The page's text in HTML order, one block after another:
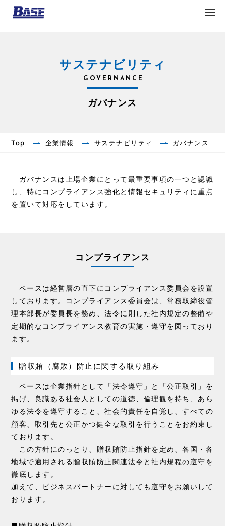
サステナビリティ
GOVERNANCE
ガバナンス
Top 企業情報 サステナビリティ ガバナンス
ガバナンスは上場企業にとって最重要事項の一つと認識
し、特にコンプライアンス強化と情報セキュリティに重点
を置いて対応をしています。
コンプライアンス
ベースは経営層の直下にコンプライアンス委員会を設置
しております。コンプライアンス委員会は、常務取締役管
理本部長が委員長を務め、法令に則した社内規定の整備や
定期的なコンプライアンス教育の実施・遵守を図っており
ます。
贈収賄（腐敗）防止に関する取り組み
ベースは企業指針として「法令遵守」と「公正取引」を
掲げ、良識ある社会人としての道徳、倫理観を持ち、あら
ゆる法令を遵守すること、社会的責任を自覚し、すべての
顧客、取引先と公正かつ健全な取引を行うことをお約束し
ております。
この方針にのっとり、贈収賄防止指針を定め、各国・各
地域で適用される贈収賄防止関連法令と社内規程の遵守を
徹底します。
加えて、ビジネスパートナーに対しても遵守をお願いして
おります。